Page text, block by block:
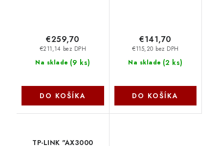
Na sklade (9 ks)
€211,14 bez DPH
€259,70
DO KOŠÍKA
Na sklade (2 ks)
€115,20 bez DPH
€141,70
DO KOŠÍKA
TP-LINK "AX3000